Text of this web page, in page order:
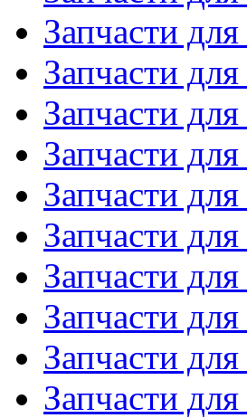
Запчасти
Запчасти
Запчасти
Запчасти
Запчасти
Запчасти
Запчасти
Запчасти
Запчасти
Запчасти